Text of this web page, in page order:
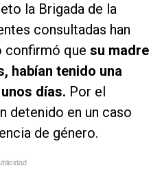
la Brigada de la
consultadas han
confirmó que su madre
habían tenido una
días. Por el
detenido en un caso
de género.